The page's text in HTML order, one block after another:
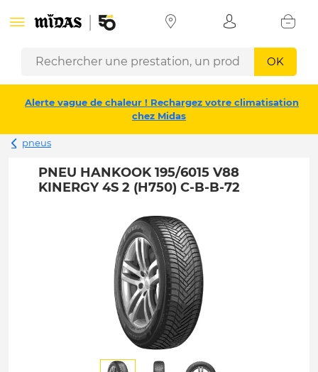
OK
Alerte vague de chaleur ! Rechargez votre climatisation
chez Midas
pneus
PNEU HANKOOK 195/6015 V88
KINERGY 4S 2 (H750) C-B-B-72